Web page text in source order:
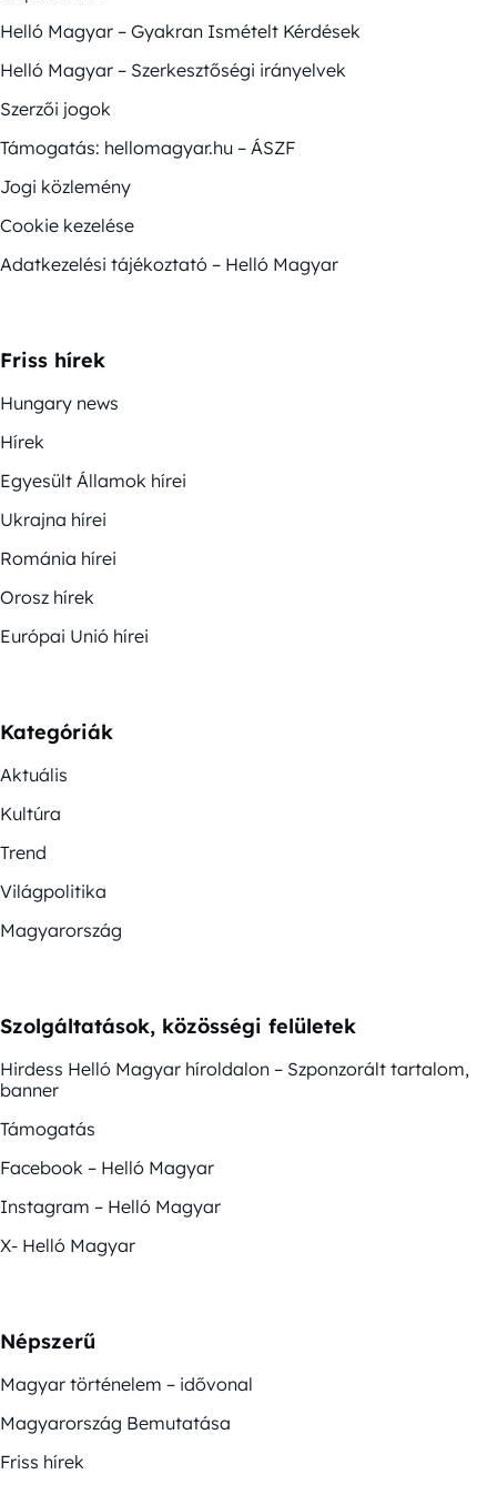
Helló Magyar – Gyakran Ismételt Kérdések
Helló Magyar – Szerkesztőségi irányelvek
Szerzői jogok
Támogatás: hellomagyar.hu – ÁSZF
Jogi közlemény
Cookie kezelése
Adatkezelési tájékoztató – Helló Magyar
Friss hírek
Hungary news
Hírek
Egyesült Államok hírei
Ukrajna hírei
Románia hírei
Orosz hírek
Európai Unió hírei
Kategóriák
Aktuális
Kultúra
Trend
Világpolitika
Magyarország
Szolgáltatások, közösségi felületek
Hirdess Helló Magyar híroldalon – Szponzorált tartalom,
banner
Támogatás
Facebook – Helló Magyar
Instagram – Helló Magyar
X- Helló Magyar
Népszerű
Magyar történelem – idővonal
Magyarország Bemutatása
Friss hírek